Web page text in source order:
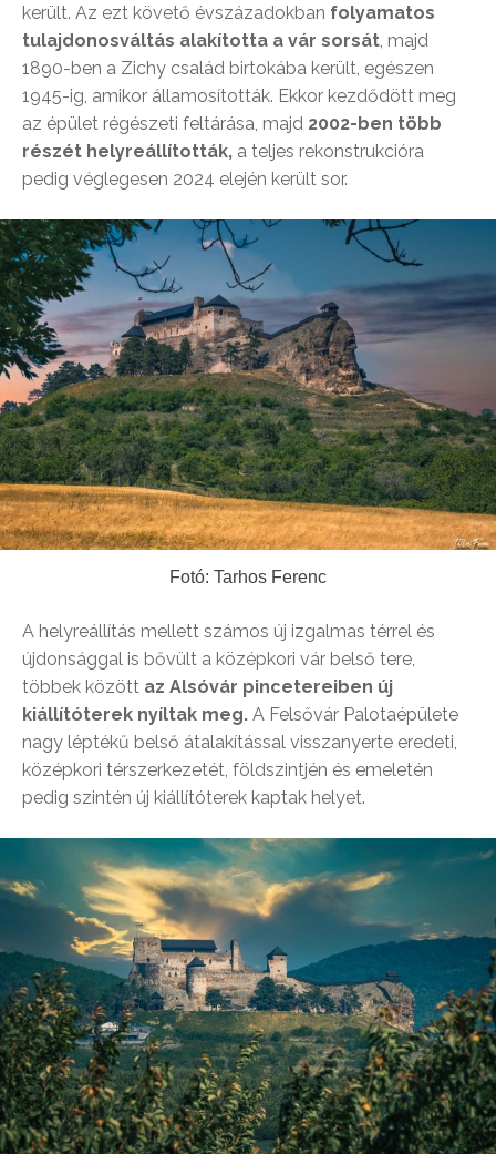
került. Az ezt követő évszázadokban folyamatos
tulajdonosváltás alakította a vár sorsát , majd
1890-ben a Zichy család birtokába került, egészen
1945-ig, amikor államosították. Ekkor kezdődött meg
az épület régészeti feltárása, majd 2002-ben több
részét helyreállították, a teljes rekonstrukcióra
pedig véglegesen 2024 elején került sor.
Fotó: Tarhos Ferenc
A helyreállítás mellett számos új izgalmas térrel és
újdonsággal is bővült a középkori vár belső tere,
többek között az Alsóvár pincetereiben új
kiállítóterek nyíltak meg. A Felsővár Palotaépülete
nagy léptékű belső átalakítással visszanyerte eredeti,
középkori térszerkezetét, földszintjén és emeletén
pedig szintén új kiállítóterek kaptak helyet.